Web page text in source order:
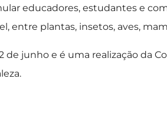
educadores, estudantes e
entre plantas, insetos, aves,
de junho e é uma realização da